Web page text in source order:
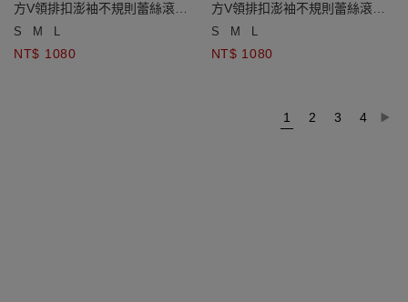
方V領排扣澎袖不規則蕾絲滾邊
裙襬短洋裝
S M L
NT$ 1080
方V領排扣澎袖不規則蕾絲滾邊
裙襬短洋裝
S M L
NT$ 1080
1 2 3 4